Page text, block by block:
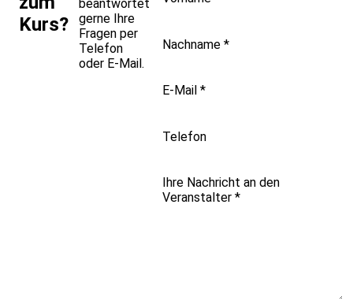
Kurs?
beantwortet
gerne Ihre
Fragen per
Telefon
oder E-Mail.
Nachname *
E-Mail *
Telefon
Ihre Nachricht an den
Veranstalter *